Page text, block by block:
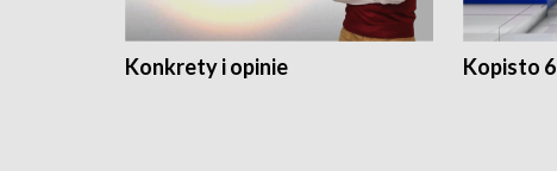
Konkrety i opinie Kopisto 6